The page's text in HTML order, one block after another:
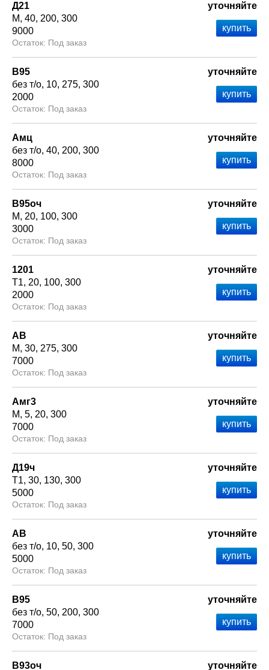
Д21
М 40 200 300
9000
Под заказ
уточняйте
В95
без т/о 10 275 300
2000
Под заказ
уточняйте
Амц
без т/о 40 200 300
8000
Под заказ
уточняйте
В95оч
М
20 100 300
3000
Под заказ
уточняйте
1201
Т1 20 100 300
2000
Под заказ
уточняйте
АВ
М 30 275 300
7000
Под заказ
уточняйте
Амг3
М 5 20 300
7000
Под заказ
уточняйте
Д19ч
Т1 30 130 300
5000
Под заказ
уточняйте
АВ
без т/о 10 50 300
5000
Под заказ
уточняйте
В95
без т/о 50 200 300
7000
Под заказ
уточняйте
В93оч уточняйте